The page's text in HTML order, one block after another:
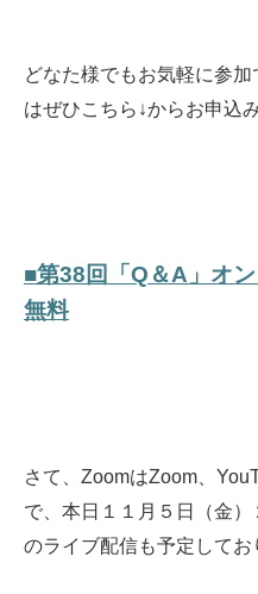
どなた様でもお気軽に参
はぜひこちら↓からお申込
■第38回「Q＆A」オ
無料
さて、ZoomはZoom、
で、本日１１月５日（金
のライブ配信も予定してお